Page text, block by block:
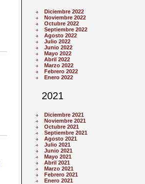
Diciembre 2022
Noviembre 2022
Octubre 2022
Septiembre 2022
Agosto 2022
Julio 2022
Junio 2022
Mayo 2022
Abril 2022
Marzo 2022
Febrero 2022
Enero 2022
2021
Diciembre 2021
Noviembre 2021
Octubre 2021
Septiembre 2021
Agosto 2021
Julio 2021
Junio 2021
Mayo 2021
Abril 2021
Marzo 2021
Febrero 2021
Enero 2021